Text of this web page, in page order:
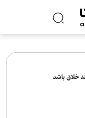
خلاق باشد